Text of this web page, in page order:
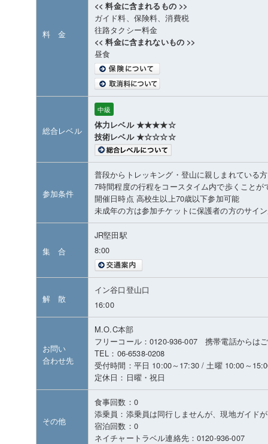
料 金
<< 料金に含まれるもの >>
ガイド料、保険料、消費税
往路タクシー料金
<< 料金に含まれないもの >>
昼食
総合レベル
中級
体力レベル ★★★★☆
技術レベル ★☆☆☆☆
参加条件
普段からトレッキング・登山に親しまれている
7時間程度の行程をコースタイム内で歩くことが
開催日時点 高校生以上70歳以下参加可能
未成年の方は参加チケットに保護者の方のサイ
集 合
JR堅田駅
8:00
解 散
イン谷口登山口
16:00
お問い
合わせ先
M.O.C本部
フリーコール：0120-936-007 携帯電話からは
TEL：06-6538-0208
受付時間：平日 10:00～17:30 / 土曜 10:00～
定休日：日曜・祝日
その他
食事回数：0
添乗員：添乗員は同行しませんが、現地ガイド
宿泊回数：0
ネイチャートラベル連絡先：0120-936-007